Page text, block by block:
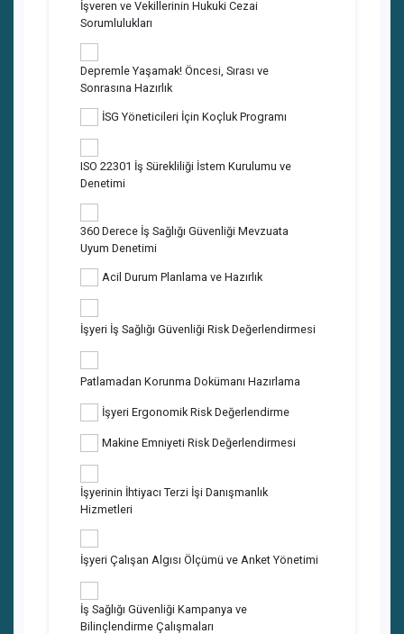
İşveren ve Vekillerinin Hukuki Cezai
Sorumlulukları
Depremle Yaşamak! Öncesi, Sırası ve
Sonrasına Hazırlık
İSG Yöneticileri İçin Koçluk Programı
ISO 22301 İş Sürekliliği İstem Kurulumu ve
Denetimi
360 Derece İş Sağlığı Güvenliği Mevzuata
Uyum Denetimi
Acil Durum Planlama ve Hazırlık
İşyeri İş Sağlığı Güvenliği Risk Değerlendirmesi
Patlamadan Korunma Dokümanı Hazırlama
İşyeri Ergonomik Risk Değerlendirme
Makine Emniyeti Risk Değerlendirmesi
İşyerinin İhtiyacı Terzi İşi Danışmanlık
Hizmetleri
İşyeri Çalışan Algısı Ölçümü ve Anket Yönetimi
İş Sağlığı Güvenliği Kampanya ve
Bilinçlendirme Çalışmaları